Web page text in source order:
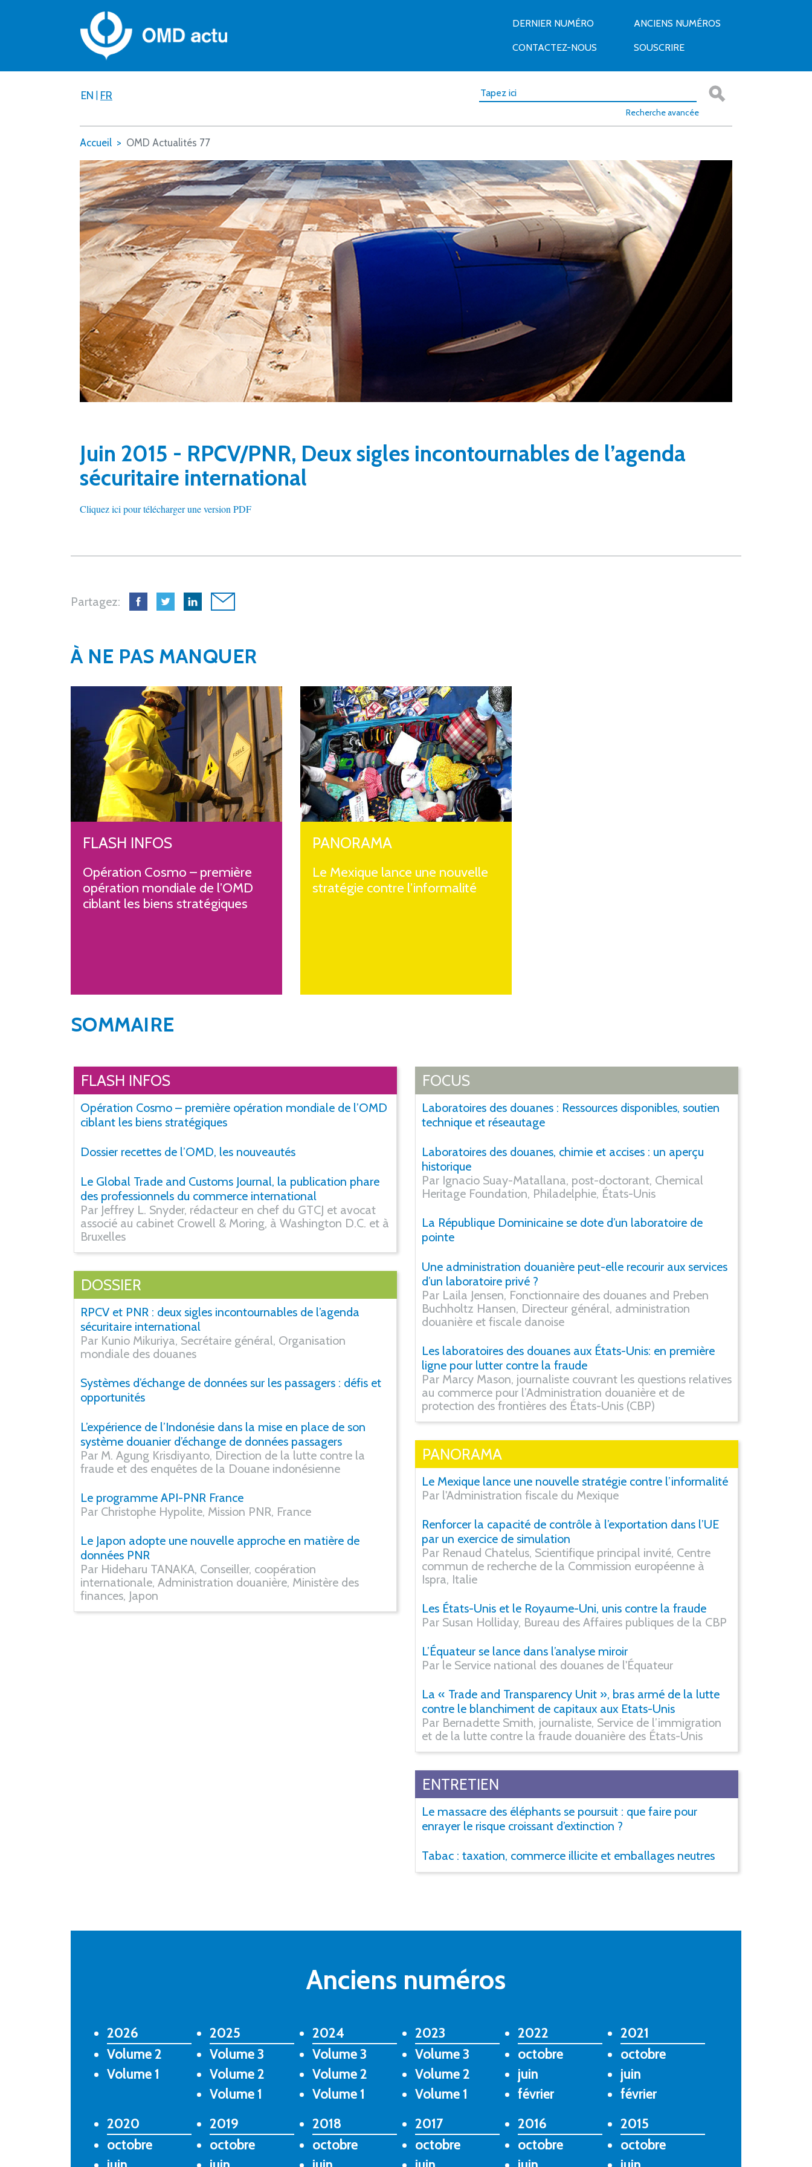
DERNIER NUMÉRO ANCIENS NUMÉROS
CONTACTEZ-NOUS SOUSCRIRE
EN | FR
Recherche avancée
Accueil OMD Actualités 77
Juin 2015 - RPCV/PNR, Deux sigles incontournables de l’agenda
sécuritaire international
Cliquez ici pour télécharger une version PDF
Partagez:
À NE PAS MANQUER
FLASH INFOS
Opération Cosmo – première
opération mondiale de l’OMD
ciblant les biens stratégiques
PANORAMA
Le Mexique lance une nouvelle
stratégie contre l’informalité
SOMMAIRE
FLASH INFOS
Opération Cosmo – première opération mondiale de l’OMD
ciblant les biens stratégiques
Dossier recettes de l’OMD, les nouveautés
Le Global Trade and Customs Journal, la publication phare
des professionnels du commerce international
Par Jeffrey L. Snyder, rédacteur en chef du GTCJ et avocat
associé au cabinet Crowell & Moring, à Washington D.C. et à
Bruxelles
DOSSIER
RPCV et PNR : deux sigles incontournables de l’agenda
sécuritaire international
Par Kunio Mikuriya, Secrétaire général, Organisation
mondiale des douanes
Systèmes d’échange de données sur les passagers : défis et
opportunités
L’expérience de l’Indonésie dans la mise en place de son
système douanier d’échange de données passagers
Par M. Agung Krisdiyanto, Direction de la lutte contre la
fraude et des enquêtes de la Douane indonésienne
Le programme API-PNR France
Par Christophe Hypolite, Mission PNR, France
Le Japon adopte une nouvelle approche en matière de
données PNR
Par Hideharu TANAKA, Conseiller, coopération
internationale, Administration douanière, Ministère des
finances, Japon
FOCUS
Laboratoires des douanes : Ressources disponibles, soutien
technique et réseautage
Laboratoires des douanes, chimie et accises : un aperçu
historique
Par Ignacio Suay-Matallana, post-doctorant, Chemical
Heritage Foundation, Philadelphie, États-Unis
La République Dominicaine se dote d’un laboratoire de
pointe
Une administration douanière peut-elle recourir aux services
d’un laboratoire privé ?
Par Laila Jensen, Fonctionnaire des douanes and Preben
Buchholtz Hansen, Directeur général, administration
douanière et fiscale danoise
Les laboratoires des douanes aux États-Unis: en première
ligne pour lutter contre la fraude
Par Marcy Mason, journaliste couvrant les questions relatives
au commerce pour l’Administration douanière et de
protection des frontières des États-Unis (CBP)
PANORAMA
Le Mexique lance une nouvelle stratégie contre l’informalité
Par l'Administration fiscale du Mexique
Renforcer la capacité de contrôle à l’exportation dans l’UE
par un exercice de simulation
Par Renaud Chatelus, Scientifique principal invité, Centre
commun de recherche de la Commission européenne à
Ispra, Italie
Les États-Unis et le Royaume-Uni, unis contre la fraude
Par Susan Holliday, Bureau des Affaires publiques de la CBP
L’Équateur se lance dans l’analyse miroir
Par le Service national des douanes de l'Équateur
La « Trade and Transparency Unit », bras armé de la lutte
contre le blanchiment de capitaux aux Etats-Unis
Par Bernadette Smith, journaliste, Service de l’immigration
et de la lutte contre la fraude douanière des États-Unis
ENTRETIEN
Le massacre des éléphants se poursuit : que faire pour
enrayer le risque croissant d’extinction ?
Tabac : taxation, commerce illicite et emballages neutres
Anciens numéros
2026
Volume 2
Volume 1
2025
Volume 3
Volume 2
Volume 1
2024
Volume 3
Volume 2
Volume 1
2023
Volume 3
Volume 2
Volume 1
2022
octobre
juin
février
2021
octobre
juin
février
2020
octobre
2019
octobre
2018
octobre
2017
octobre
2016
octobre
2015
octobre